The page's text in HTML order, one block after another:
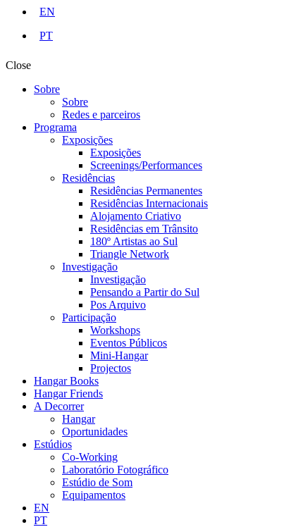
EN
PT
Close
Sobre
Sobre
Redes e parceiros
Programa
Exposições
Exposições
Screenings/Performances
Residências
Residências Permanentes
Residências Internacionais
Alojamento Criativo
Residências em Trânsito
180º Artistas ao Sul
Triangle Network
Investigação
Investigação
Pensando a Partir do Sul
Pos Arquivo
Participação
Workshops
Eventos Públicos
Mini-Hangar
Projectos
Hangar Books
Hangar Friends
A Decorrer
Hangar
Oportunidades
Estúdios
Co-Working
Laboratório Fotográfico
Estúdio de Som
Equipamentos
EN
PT